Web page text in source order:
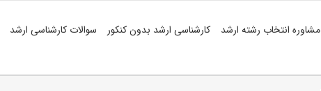
مشاوره انتخاب رشته ارشد کارشناسی ارشد بدون کنکور سوالات کارشناسی ارشد